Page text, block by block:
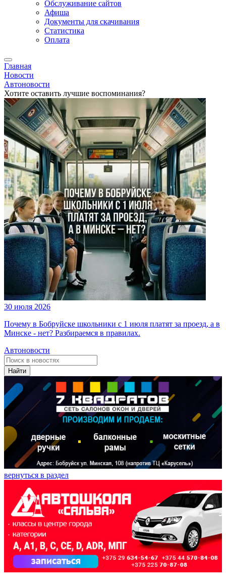
Обслуживание сайтов
Афиша
Документы для скачивания
Статистика
Оплата
Главная
Новости
Автоновости
Хотите оставить лучшие воспоминания?
30 июля 2026
Почему в Бобруйске школьники с 1 июля платят за проезд, а в
Минске - нет? Разбираемся в правилах.
Автоновости
Найти
вернуться в раздел